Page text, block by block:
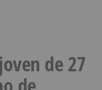
de 27